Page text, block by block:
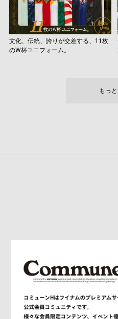
文化、伝統、誇りが交差する、11枚
のW杯ユニフォーム。
もっ